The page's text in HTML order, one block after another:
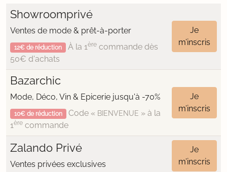
Showroomprivé
Ventes de mode & prêt-à-porter
12€ de réduction À la 1èrecommande dès
50€ d'achats
Je
m’inscris
Bazarchic
Mode, Déco, Vin & Epicerie jusqu'à -70%
10€ de réduction Code « BIENVENUE » à la
1ère commande
Je
m’inscris
Zalando Privé
Ventes privées exclusives
Je
m’inscris